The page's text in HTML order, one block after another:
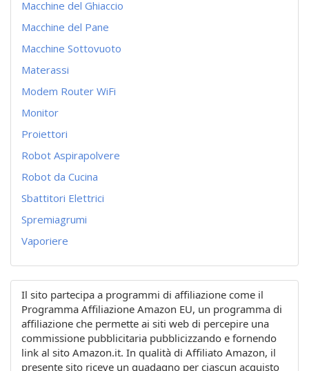
Macchine del Ghiaccio
Macchine del Pane
Macchine Sottovuoto
Materassi
Modem Router WiFi
Monitor
Proiettori
Robot Aspirapolvere
Robot da Cucina
Sbattitori Elettrici
Spremiagrumi
Vaporiere
Il sito partecipa a programmi di affiliazione come il
Programma Affiliazione Amazon EU, un programma di
affiliazione che permette ai siti web di percepire una
commissione pubblicitaria pubblicizzando e fornendo
link al sito Amazon.it. In qualità di Affiliato Amazon, il
presente sito riceve un guadagno per ciascun acquisto